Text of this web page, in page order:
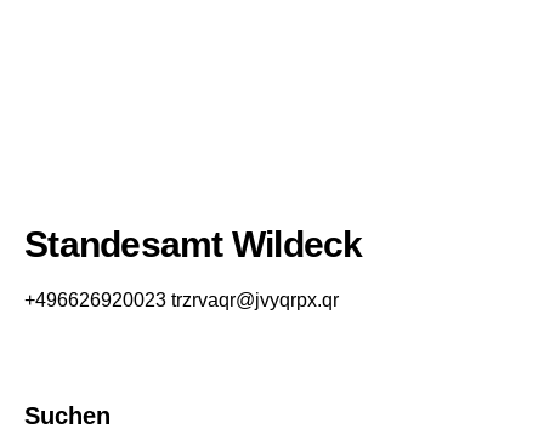
Standesamt Wildeck
+496626920023 trzrvaqr@jvyqrpx.qr
Suchen